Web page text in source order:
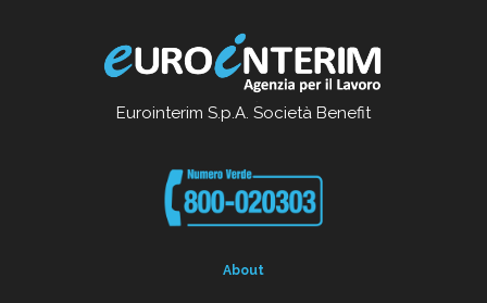
Eurointerim S.p.A. Società Benefit
About